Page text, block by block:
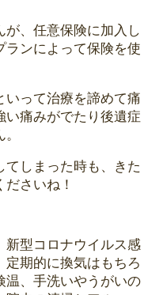
が、任意保険に加入し
ランによって保険を使
いって治療を諦めて痛
い痛みがでたり後遺症
てしまった時も、きた
さいね！
新型コロナウイルス感
期的に換気はもちろ
温、手洗いやうがいの